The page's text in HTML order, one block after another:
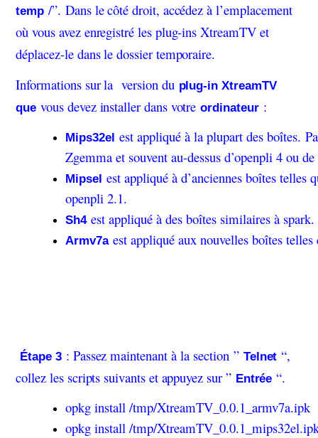
temp /”. Dans le côté droit, accédez à l’emplacement
où vous avez enregistré les plug-ins XtreamTV et
déplacez-le dans le dossier temporaire.
Informations sur la version du plug-in XtreamTV
que vous devez installer dans votreordinateur:
Mips32el est appliqué à la plupart des boîtes.
Zgemma et souvent au-dessus d’openpli 4 ou
Mipsel est appliqué à d’anciennes boîtes telles
openpli 2.1.
Sh4est appliqué à des boîtes similaires à spark.
Armv7aest appliqué aux nouvelles boîtes
Étape 3: Passez maintenant à la section ” Telnet “,
collez les scripts suivants et appuyez sur ” Entrée “.
opkg install /tmp/XtreamTV_0.0.1_armv7a.ipk
opkg install /tmp/